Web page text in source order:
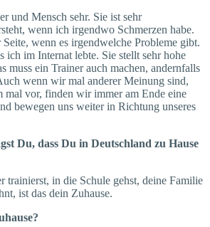
und Mensch sehr. Sie ist sehr
wenn ich irgendwo Schmerzen habe.
wenn es irgendwelche Probleme gibt.
ich im Internat lebte. Sie stellt sehr hohe
muss ein Trainer auch machen, andernfalls
wenn wir mal anderer Meinung sind,
mal vor, finden wir immer am Ende eine
bewegen uns weiter in Richtung unseres
Du, dass Du in Deutschland zu Hause
trainierst, in die Schule gehst, deine Familie
ist das dein Zuhause.